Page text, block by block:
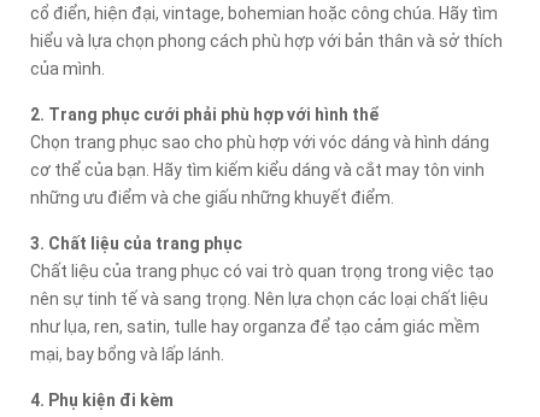
cổ điển, hiện đại, vintage, bohemian hoặc công chúa. Hãy tìm
hiểu và lựa chọn phong cách phù hợp với bản thân và sở thích
của mình.
2. Trang phục cưới phải phù hợp với hình thể
Chọn trang phục sao cho phù hợp với vóc dáng và hình dáng
cơ thể của bạn. Hãy tìm kiếm kiểu dáng và cắt may tôn vinh
những ưu điểm và che giấu những khuyết điểm.
3. Chất liệu của trang phục
Chất liệu của trang phục có vai trò quan trọng trong việc tạo
nên sự tinh tế và sang trọng. Nên lựa chọn các loại chất liệu
như lụa, ren, satin, tulle hay organza để tạo cảm giác mềm
mại, bay bổng và lấp lánh.
4. Phụ kiện đi kèm